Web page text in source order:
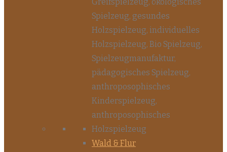
Wald & Flur